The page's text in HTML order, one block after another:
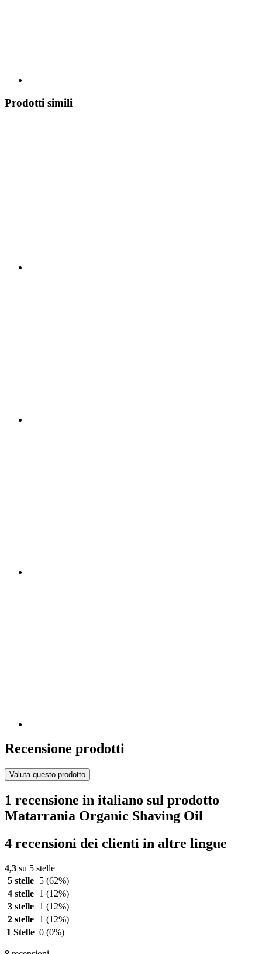
Prodotti simili
Recensione prodotti
Valuta questo prodotto
1 recensione in italiano sul prodotto
Matarrania Organic Shaving Oil
4 recensioni dei clienti in altre lingue
4,3 su 5 stelle
5 stelle
5 (62%)
4 stelle
1 (12%)
3 stelle
1 (12%)
2 stelle
1 (12%)
1 Stelle 0 (0%)